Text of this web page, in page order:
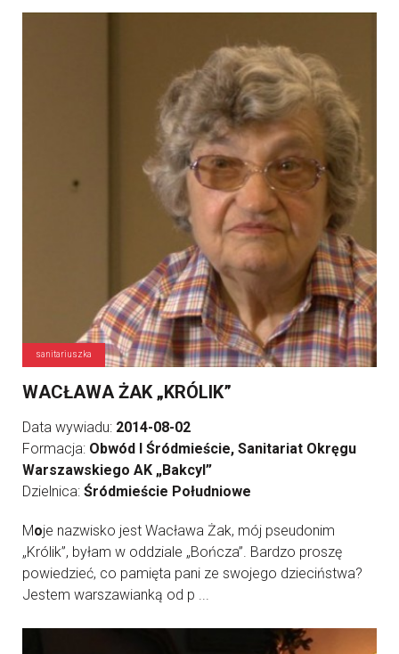
sanitariuszka
WACŁAWA ŻAK „KRÓLIK”
Data wywiadu: 2014-08-02
Formacja: Obwód I Śródmieście, Sanitariat Okręgu
Warszawskiego AK „Bakcyl”
Dzielnica: Śródmieście Południowe
Moje nazwisko jest Wacława Żak, mój pseudonim
„Królik”, byłam w oddziale „Bończa”. Bardzo proszę
powiedzieć, co pamięta pani ze swojego dzieciństwa?
Jestem warszawianką od p ...